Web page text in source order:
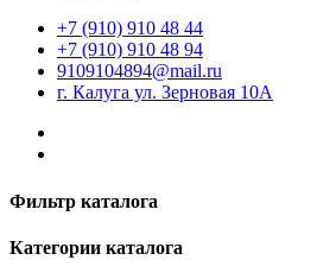
+7 (910) 910 48 44
+7 (910) 910 48 94
9109104894@mail.ru
г. Калуга ул. Зерновая 10А
Фильтр каталога
Категории каталога